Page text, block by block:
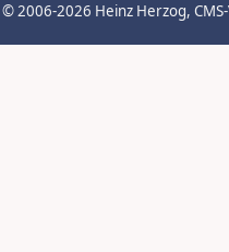
© 2006-2026 Heinz Herzog,